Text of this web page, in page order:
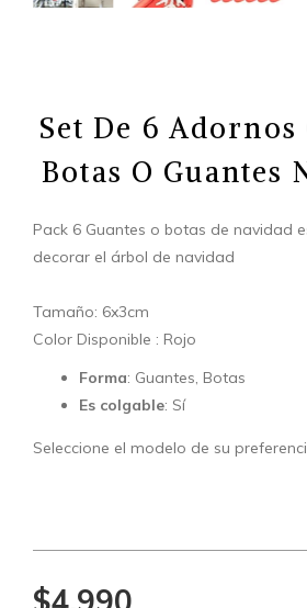
Set De 6 Adornos
Botas O Guantes
Pack 6 Guantes o botas de navidad
decorar el árbol de navidad
Tamaño: 6x3cm
Color Disponible : Rojo
Forma: Guantes, Botas
Es colgable: Sí
Seleccione el modelo de su